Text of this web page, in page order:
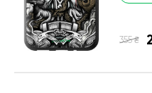
355 ₴